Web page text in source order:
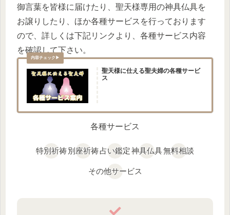
御言葉を皆様に届けたり、聖天様専用の神具仏具を
お譲りしたり、ほか各種サービスを行っております
ので、詳しくは下記リンクより、各種サービス内容
を確認して下さい。
聖天様に仕える聖夫婦の各種サービ
ス
各種サービス
特別祈祷別座祈祷占い鑑定神具仏具無料相談
その他サービス